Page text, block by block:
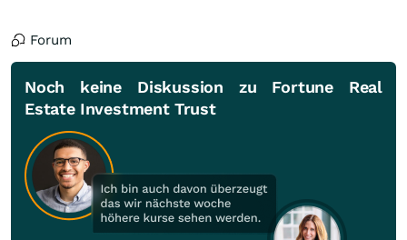
Forum
Noch keine Diskussion zu Fortune Real
Estate Investment Trust